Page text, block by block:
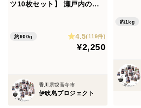
内容量 １４０グラム
保存方法 -18℃以下で保存してくだ
賞味期限 袋に記載
製造者 株式会社キョーワ
ツ10枚セット】 瀬戸内の覇
なハモ。 サクリ衣をまとった
最強コンビの天下統一！ 瀬戸
約900g 4.5(119件)
¥2,250
香川県観音寺市
伊吹島プロジェクト
サク
ジル
約1kg